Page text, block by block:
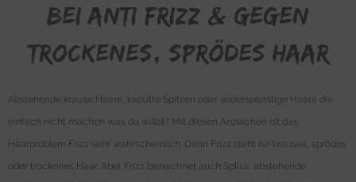
beiAnti Frizz & gegen
trockenes, sprödes Haar
Abstehende krause Haare, kaputte Spitzen oder widerspenstige Haare die
einfach nicht machen was du willst? Mit diesen Anzeichen ist das
Haarproblem Frizz sehr wahrscheinlich. Denn Frizz steht für krauses, sprödes
oder trockenes Haar. Aber Frizz bezeichnet auch Spliss, abstehende